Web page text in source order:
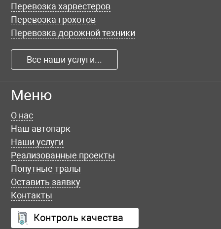
Перевозка харвестеров
Перевозка грохотов
Перевозка дорожной техники
Все наши услуги...
Меню
О нас
Наш автопарк
Наши услуги
Реализованные проекты
Попутные тралы
Оставить заявку
Контакты
Контроль качества